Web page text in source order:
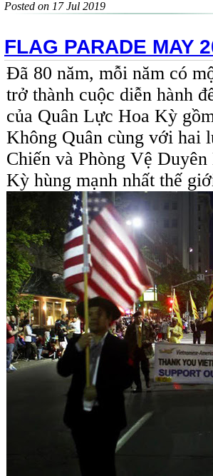
Posted on 17 Jul 2019
FLAG PARADE MAY
Đã 80 năm, mỗi năm có
trở thành cuộc diễn hành
của Quân Lực Hoa Kỳ
Không Quân cùng với hai
Chiến và Phòng Vệ
Kỳ hùng mạnh nhất thế